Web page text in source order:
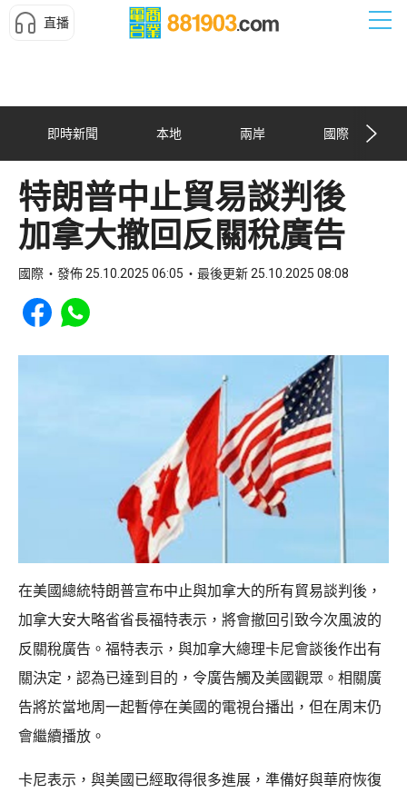
直播
即時新聞 本地 兩岸 國際
特朗普中止貿易談判後
加拿大撤回反關稅廣告
國際 發佈 25.10.2025 06:05 最後更新 25.10.2025 08:08
Share to Facebook
Share to WhatsApp
在美國總統特朗普宣布中止與加拿大的所有貿易談判後，
加拿大安大略省省長福特表示，將會撤回引致今次風波的
反關稅廣告。福特表示，與加拿大總理卡尼會談後作出有
關決定，認為已達到目的，令廣告觸及美國觀眾。相關廣
告將於當地周一起暫停在美國的電視台播出，但在周末仍
會繼續播放。
卡尼表示，與美國已經取得很多進展，準備好與華府恢復